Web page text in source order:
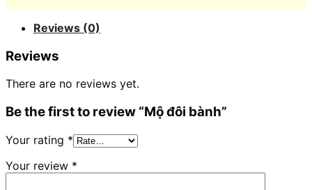
Reviews (0)
Reviews
There are no reviews yet.
Be the first to review “Mộ đôi bành”
Your rating *
Your review *